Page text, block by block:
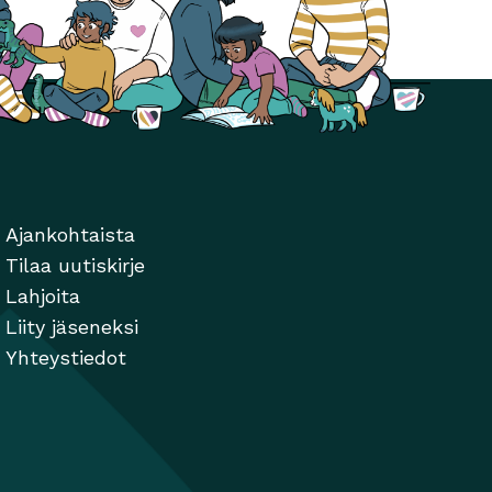
Ajankohtaista
Tilaa uutiskirje
Lahjoita
Liity jäseneksi
Yhteystiedot